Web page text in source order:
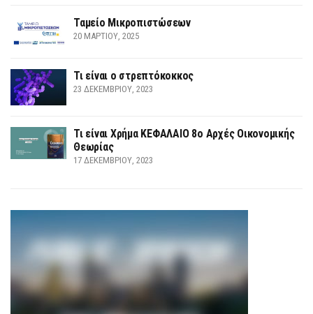
Ταμείο Μικροπιστώσεων
20 ΜΑΡΤΊΟΥ, 2025
Τι είναι ο στρεπτόκοκκος
23 ΔΕΚΕΜΒΡΊΟΥ, 2023
Τι είναι Χρήμα ΚΕΦΑΛΑΙΟ 8ο Αρχές Οικονομικής
Θεωρίας
17 ΔΕΚΕΜΒΡΊΟΥ, 2023